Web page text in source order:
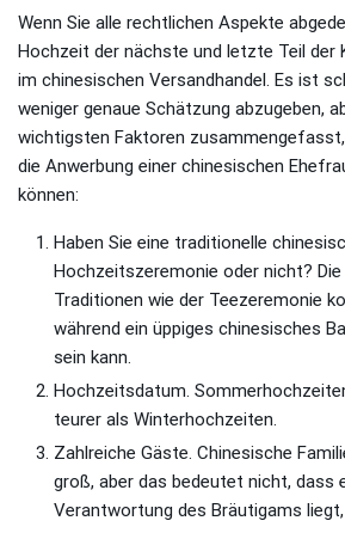
Wenn Sie alle rechtlichen Aspekte
Hochzeit der nächste und letzte Teil der
im chinesischen Versandhandel. Es ist
weniger genaue Schätzung abzugeben,
wichtigsten Faktoren
die Anwerbung einer chinesischen
können:
Haben Sie eine traditionelle
Hochzeitszeremonie oder nicht? Die
Traditionen wie der Teezeremonie
während ein üppiges chinesisches
sein kann.
Hochzeitsdatum.
teurer als Winterhochzeiten.
Zahlreiche Gäste. Chinesische
groß, aber das bedeutet nicht, dass
Verantwortung des Bräutigams